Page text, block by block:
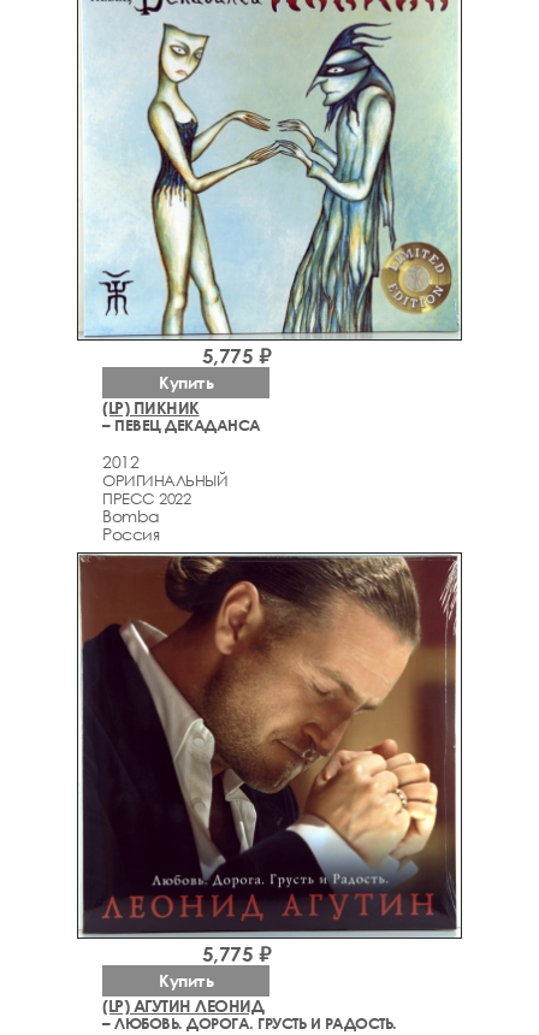
(LP) ПИКНИК
– ПЕВЕЦ ДЕКАДАНСА
2012
ОРИГИНАЛЬНЫЙ
ПРЕСС 2022
Bomba
Россия
5,775 ₽
Купить
(LP) АГУТИН ЛЕОНИД
– ЛЮБОВЬ. ДОРОГА. ГРУСТЬ И РАДОСТЬ.
5,775 ₽
Купить